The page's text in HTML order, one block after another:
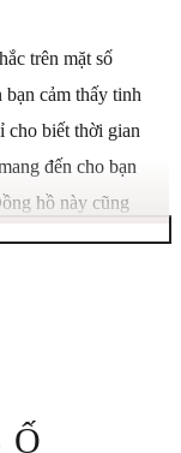
trên mặt số
bạn cảm thấy tinh
cho biết thời gian
đến cho bạn
hồ này cũng
dõi thời gian
Rập